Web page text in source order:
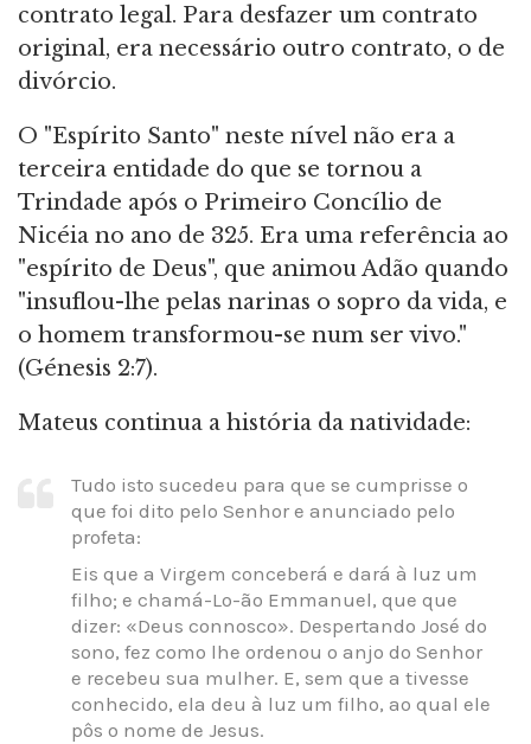
contrato legal. Para desfazer um contrato
original, era necessário outro contrato, o de
divórcio.
O "Espírito Santo" neste nível não era a
terceira entidade do que se tornou a
Trindade após o Primeiro Concílio de
Nicéia no ano de 325. Era uma referência ao
"espírito de Deus", que animou Adão quando
"insuflou-lhe pelas narinas o sopro da vida, e
o homem transformou-se num ser vivo."
(Génesis 2:7).
Mateus continua a história da natividade:
Tudo isto sucedeu para que se cumprisse o
que foi dito pelo Senhor e anunciado pelo
profeta:
Eis que a Virgem conceberá e dará à luz um
filho; e chamá-Lo-ão Emmanuel, que que
dizer: «Deus connosco». Despertando José do
sono, fez como lhe ordenou o anjo do Senhor
e recebeu sua mulher. E, sem que a tivesse
conhecido, ela deu à luz um filho, ao qual ele
pôs o nome de Jesus.